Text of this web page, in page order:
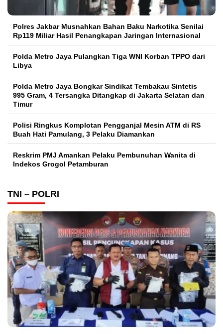
Polres Jakbar Musnahkan Bahan Baku Narkotika Senilai
Rp119 Miliar Hasil Penangkapan Jaringan Internasional
Polda Metro Jaya Pulangkan Tiga WNI Korban TPPO dari
Libya
Polda Metro Jaya Bongkar Sindikat Tembakau Sintetis
995 Gram, 4 Tersangka Ditangkap di Jakarta Selatan dan
Timur
Polisi Ringkus Komplotan Pengganjal Mesin ATM di RS
Buah Hati Pamulang, 3 Pelaku Diamankan
Reskrim PMJ Amankan Pelaku Pembunuhan Wanita di
Indekos Grogol Petamburan
TNI – POLRI